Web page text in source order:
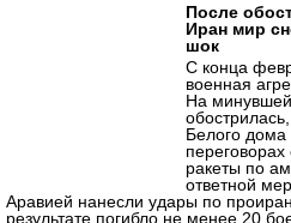
После
Иран мир
шок
С конца
военная
На
Белого
ракеты по
ответной
Аравией нанесли удары по
результате погибло не менее 20